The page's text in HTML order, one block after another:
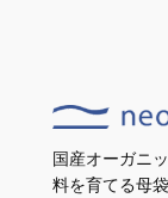
国産オーガニ
料を育てる母